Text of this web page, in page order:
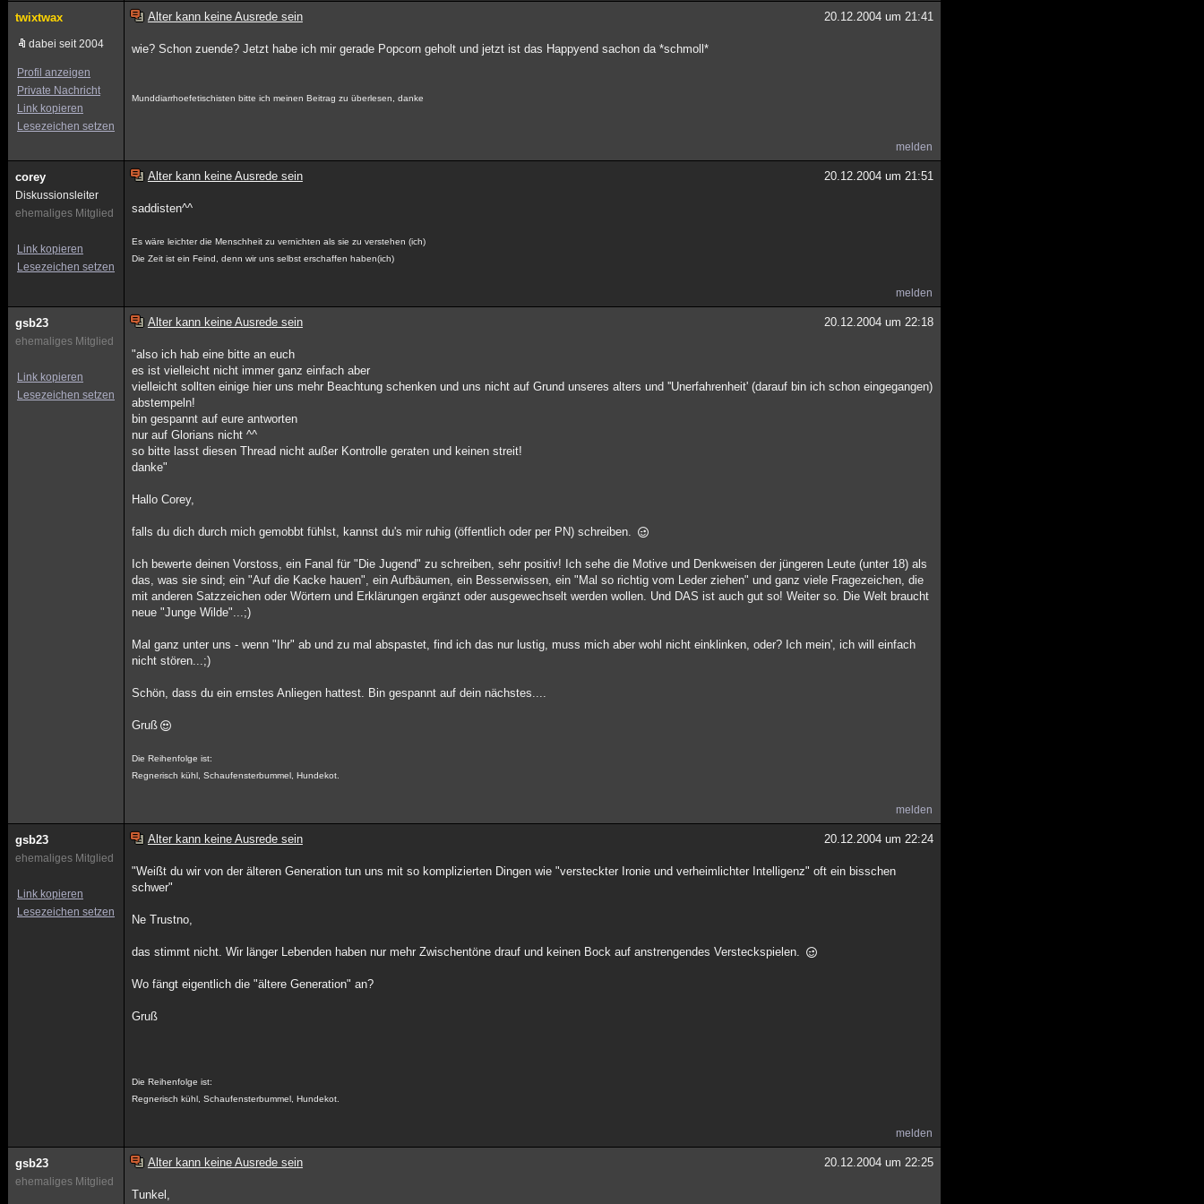
twixtwax
dabei seit 2004
Profil anzeigen
Private Nachricht
Link kopieren
Lesezeichen setzen
Alter kann keine Ausrede sein 20.12.2004 um 21:41
wie? Schon zuende? Jetzt habe ich mir gerade Popcorn geholt und jetzt ist das Happyend sachon da *schmoll*
Munddiarrhoefetischisten bitte ich meinen Beitrag zu überlesen, danke
melden
corey
Diskussionsleiter
ehemaliges Mitglied
Link kopieren
Lesezeichen setzen
Alter kann keine Ausrede sein 20.12.2004 um 21:51
saddisten^^
Es wäre leichter die Menschheit zu vernichten als sie zu verstehen (ich)
Die Zeit ist ein Feind, denn wir uns selbst erschaffen haben(ich)
melden
gsb23
ehemaliges Mitglied
Link kopieren
Lesezeichen setzen
Alter kann keine Ausrede sein 20.12.2004 um 22:18
"also ich hab eine bitte an euch
es ist vielleicht nicht immer ganz einfach aber
vielleicht sollten einige hier uns mehr Beachtung schenken und uns nicht auf Grund unseres alters und ''Unerfahrenheit' (darauf bin ich schon eingegangen)
abstempeln!
bin gespannt auf eure antworten
nur auf Glorians nicht ^^
so bitte lasst diesen Thread nicht außer Kontrolle geraten und keinen streit!
danke"
Hallo Corey,
falls du dich durch mich gemobbt fühlst, kannst du's mir ruhig (öffentlich oder per PN) schreiben.
Ich bewerte deinen Vorstoss, ein Fanal für "Die Jugend" zu schreiben, sehr positiv! Ich sehe die Motive und Denkweisen der jüngeren Leute (unter 18) als
das, was sie sind; ein "Auf die Kacke hauen", ein Aufbäumen, ein Besserwissen, ein "Mal so richtig vom Leder ziehen" und ganz viele Fragezeichen, die
mit anderen Satzzeichen oder Wörtern und Erklärungen ergänzt oder ausgewechselt werden wollen. Und DAS ist auch gut so! Weiter so. Die Welt braucht
neue "Junge Wilde"...;)
Mal ganz unter uns - wenn "Ihr" ab und zu mal abspastet, find ich das nur lustig, muss mich aber wohl nicht einklinken, oder? Ich mein', ich will einfach
nicht stören...;)
Schön, dass du ein ernstes Anliegen hattest. Bin gespannt auf dein nächstes....
Gruß
Die Reihenfolge ist:
Regnerisch kühl, Schaufensterbummel, Hundekot.
melden
gsb23
ehemaliges Mitglied
Link kopieren
Lesezeichen setzen
Alter kann keine Ausrede sein 20.12.2004 um 22:24
"Weißt du wir von der älteren Generation tun uns mit so komplizierten Dingen wie "versteckter Ironie und verheimlichter Intelligenz" oft ein bisschen
schwer"
Ne Trustno,
das stimmt nicht. Wir länger Lebenden haben nur mehr Zwischentöne drauf und keinen Bock auf anstrengendes Versteckspielen.
Wo fängt eigentlich die "ältere Generation" an?
Gruß
Die Reihenfolge ist:
Regnerisch kühl, Schaufensterbummel, Hundekot.
melden
gsb23
ehemaliges Mitglied
Alter kann keine Ausrede sein 20.12.2004 um 22:25
Tunkel,